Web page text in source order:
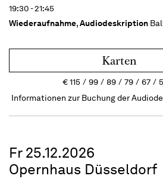
19:30 - 21:45
Wiederaufnahme,Audiodeskription
Karten
€115 99 89 79 67
Informationen zur Buchung der
Fr 25.12.2026
Opernhaus Düsseldorf